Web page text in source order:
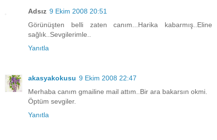
Adsız 9 Ekim 2008 20:51
Görünüşten belli zaten canım...Harika kabarmış..Eline
sağlık..Sevgilerimle..
Yanıtla
akasyakokusu 9 Ekim 2008 22:47
Merhaba canım gmailine mail attım..Bir ara bakarsın okmi.
Öptüm sevgiler.
Yanıtla